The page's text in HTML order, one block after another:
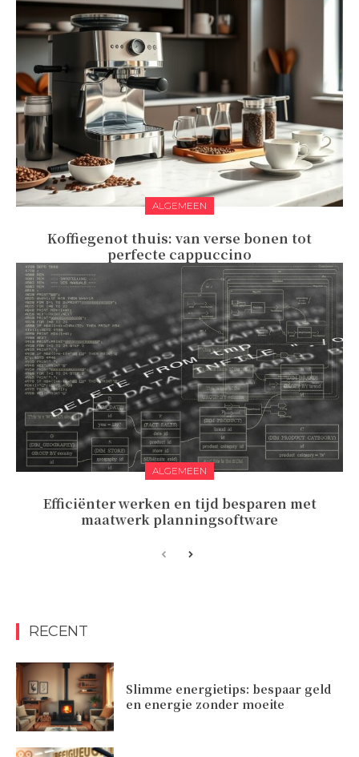
ALGEMEEN
Koffiegenot thuis: van verse bonen tot
perfecte cappuccino
ALGEMEEN
Efficiënter werken en tijd besparen met
maatwerk planningsoftware
RECENT
Slimme energietips: bespaar geld
en energie zonder moeite